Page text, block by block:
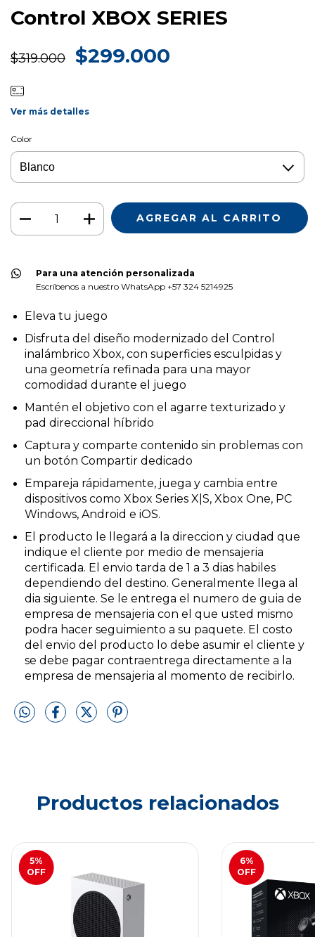
Control XBOX SERIES
$319.000 $299.000
Ver más detalles
Color
Para una atención personalizada
Escríbenos a nuestro WhatsApp +57 324 5214925
Eleva tu juego
Disfruta del diseño modernizado del Control
inalámbrico Xbox, con superficies esculpidas y
una geometría refinada para una mayor
comodidad durante el juego
Mantén el objetivo con el agarre texturizado y
pad direccional híbrido
Captura y comparte contenido sin problemas con
un botón Compartir dedicado
Empareja rápidamente, juega y cambia entre
dispositivos como Xbox Series X|S, Xbox One, PC
Windows, Android e iOS.
El producto le llegará a la direccion y ciudad que
indique el cliente por medio de mensajeria
certificada. El envio tarda de 1 a 3 dias habiles
dependiendo del destino. Generalmente llega al
dia siguiente. Se le entrega el numero de guia de
empresa de mensajeria con el que usted mismo
podra hacer seguimiento a su paquete. El costo
del envio del producto lo debe asumir el cliente y
se debe pagar contraentrega directamente a la
empresa de mensajeria al momento de recibirlo.
Productos relacionados
5%
OFF
6%
OFF